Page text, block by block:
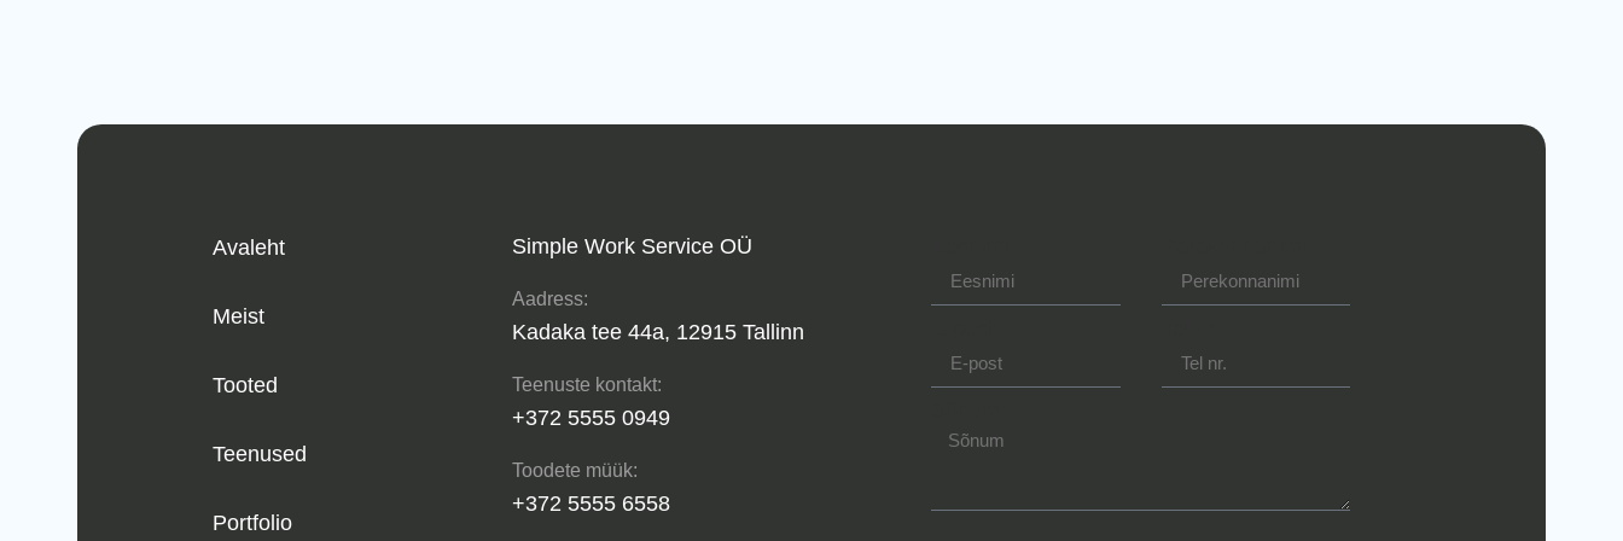
Avaleht
Meist
Tooted
Teenused
Portfolio
Simple Work Service OÜ
Aadress:
Kadaka tee 44a, 12915 Tallinn
Teenuste kontakt:
+372 5555 0949
Toodete müük:
+372 5555 6558